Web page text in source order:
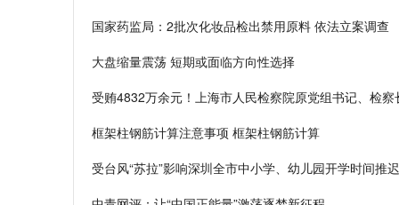
国家药监局：2批次化妆品检出禁用原料 依法立案调查
大盘缩量震荡 短期或面临方向性选择
受贿4832万余元！上海市人民检察院原党组书记、检察
框架柱钢筋计算注意事项 框架柱钢筋计算
受台风“苏拉”影响深圳全市中小学、幼儿园开学时间推